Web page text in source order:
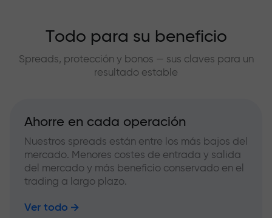
Todo para su beneficio
Spreads, protección y bonos — sus claves para un
resultado estable
Ahorre en cada operación
Nuestros spreads están entre los más bajos del
mercado. Menores costes de entrada y salida
del mercado y más beneficio conservado en el
trading a largo plazo.
Ver todo